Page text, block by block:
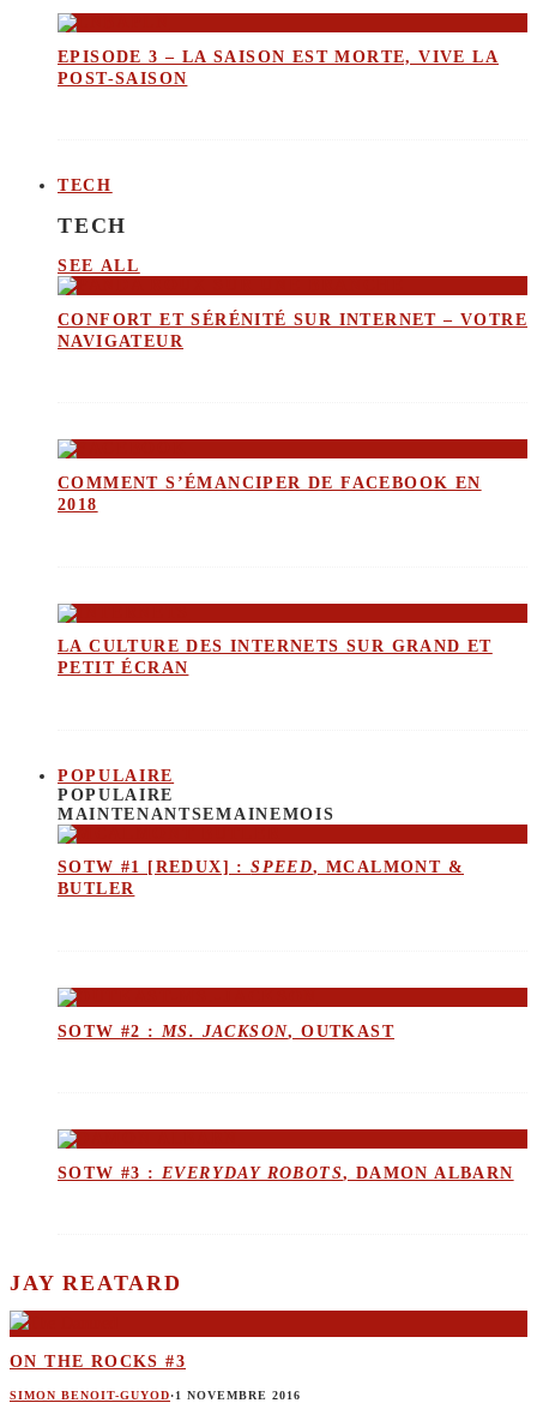
EPISODE 3 – LA SAISON EST MORTE, VIVE LA
POST-SAISON
TECH
TECH
SEE ALL
CONFORT ET SÉRÉNITÉ SUR INTERNET – VOTRE
NAVIGATEUR
COMMENT S’ÉMANCIPER DE FACEBOOK EN
2018
LA CULTURE DES INTERNETS SUR GRAND ET
PETIT ÉCRAN
POPULAIRE
POPULAIRE
MAINTENANTSEMAINEMOIS
SOTW #1 [REDUX] :SPEED, MCALMONT &
BUTLER
SOTW #2 : MS. JACKSON, OUTKAST
SOTW #3 : EVERYDAY ROBOTS, DAMON ALBARN
JAY REATARD
ON THE ROCKS #3
SIMON BENOIT-GUYOD·1 NOVEMBRE 2016